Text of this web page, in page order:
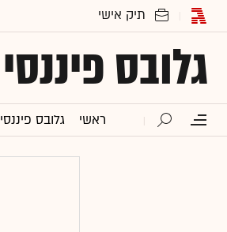
גלובס פיננסי
ראשי גלובס פיננסי